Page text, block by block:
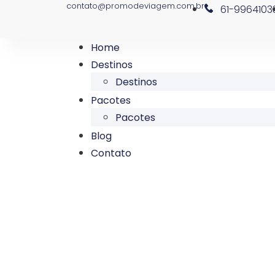
contato@promodeviagem.com.br 61-
Home
Destinos
Destinos
Pacotes
Pacotes
Blog
Contato